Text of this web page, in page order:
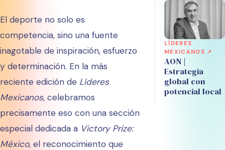
El deporte no solo es
competencia, sino una fuente
inagotable de inspiración, esfuerzo
y determinación. En la más
reciente edición de Líderes
Mexicanos, celebramos
precisamente eso con una sección
especial dedicada a Victory Prize:
México, el reconocimiento que
LÍDERES
MEXICANOS ↗
AON |
Estrategia
global con
potencial local